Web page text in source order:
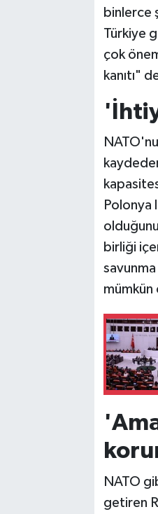
binlerce
Türkiye
çok
kanıtı"
Polonya
birliği
NATO
getiren